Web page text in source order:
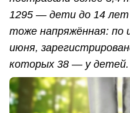
1295 — дети до 14
тоже напряжённая: по
июня,
которых 38 — у детей.